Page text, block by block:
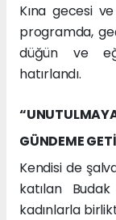
Kına gecesi
programda,
düğün ve
hatırlandı.
GÜNDEME
Kendisi de
katılan
kadınlarla